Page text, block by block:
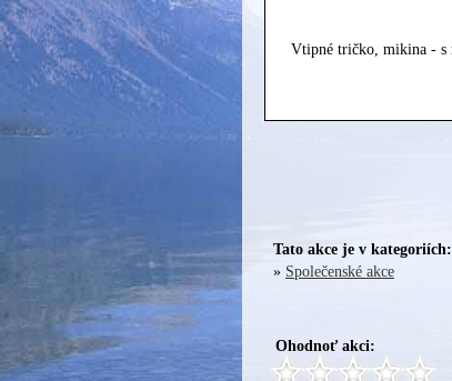
Vtipné tričko, mikina - s
Tato akce je v kategoriích:
» Společenské akce
Ohodnoť akci: